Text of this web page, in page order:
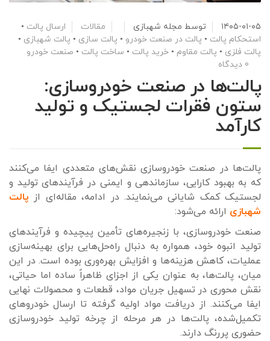
۱۴۰۵-۰۱-۰۵ توسط مجله شهبازی مقالات ارسال پالت •
استحکام پالت • پالت در صنعت خودرو • پالت سازی • پالت شهبازی •
پالت فلزی • پالت مقاوم • خرید پالت • ساخت پالت • صنعت خودرو
0 دیدگاه
پالت‌ها در صنعت خودروسازی:
ستون فقرات لجستیک و تولید
کارآمد
پالت‌ها در صنعت خودروسازی نقش‌های متعددی ایفا می‌کنند
که به بهبود کارایی، سازماندهی و ایمنی در فرآیندهای تولید و
لجستیک کمک شایانی می‌نمایند. در ادامه، مقاله‌ای از پالت
شهبازی ارائه می‌شود:
صنعت خودروسازی، با زنجیره‌های تأمین پیچیده و فرآیندهای
تولید انبوه خود، همواره به دنبال راه‌حل‌هایی برای بهینه‌سازی
عملیات، کاهش هزینه‌ها و افزایش بهره‌وری بوده است. در این
میان، پالت‌ها، به عنوان یکی از اجزای ظاهراً ساده اما حیاتی،
نقش محوری در تسهیل جریان مواد، قطعات و محصولات نهایی
ایفا می‌کنند. از دریافت مواد اولیه گرفته تا ارسال خودروهای
تکمیل‌شده، پالت‌ها در هر مرحله از چرخه تولید خودروسازی
حضوری پررنگ دارند.